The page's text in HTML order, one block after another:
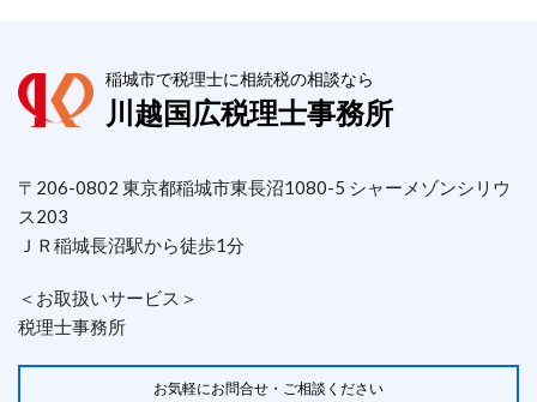
稲城市で税理士に相続税の相談なら
川越国広税理士事務所
〒206-0802 東京都稲城市東長沼1080-5 シャーメゾンシリウ
ス203
ＪＲ稲城長沼駅から徒歩1分
＜お取扱いサービス＞
税理士事務所
お気軽にお問合せ・ご相談ください